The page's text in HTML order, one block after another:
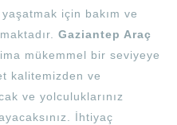
için bakım ve
Gaziantep Araç
mükemmel bir seviyeye
kalitemizden ve
ve yolculuklarınız
İhtiyaç